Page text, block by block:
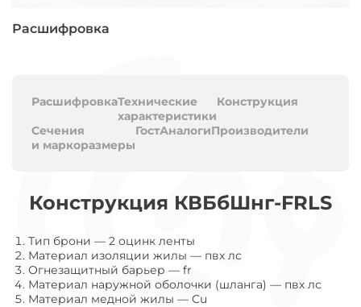
Расшифровка
РасшифровкаТехнические
характеристики
Конструкция
Сечения
и маркоразмеры
ГостАналогиПроизводители
Конструкция КВБбШнг-FRLS
Тип брони — 2 оцинк ленты
Материал изоляции жилы — пвх лс
Огнезащитный барьер — fr
Материал наружной оболочки (шланга) — пвх лс
Материал медной жилы — Cu